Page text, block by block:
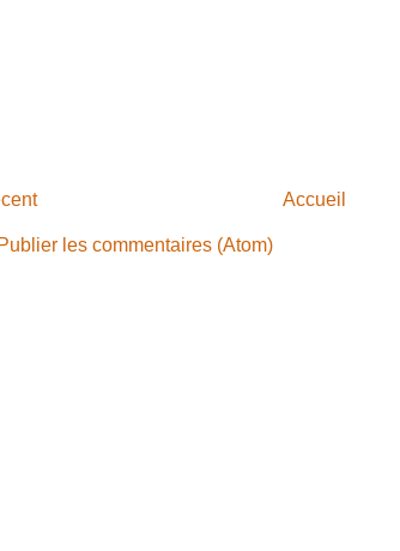
Accueil
Publier les commentaires (Atom)